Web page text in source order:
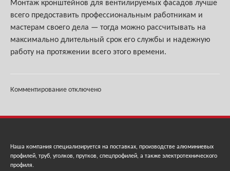
Монтаж кронштейнов для вентилируемых фасадов лучше
всего предоставить профессиональным работникам и
мастерам своего дела — тогда можно рассчитывать на
максимально длительный срок его службы и надежную
работу на протяжении всего этого времени.
Комментирование отключено
Наша компания специализируется на поставках, производстве алюминиевых
профилей, труб, уголков, прутков, спецпрофилей, а также электротехнического
профиля.